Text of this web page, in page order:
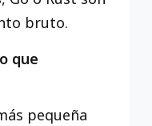
bruto.
que
pequeña